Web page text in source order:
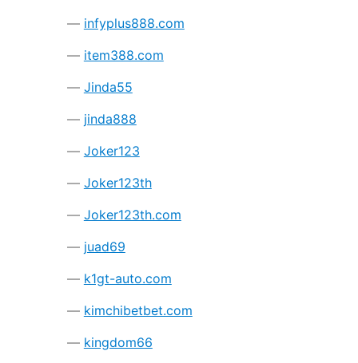
infyplus888.com
item388.com
Jinda55
jinda888
Joker123
Joker123th
Joker123th.com
juad69
k1gt-auto.com
kimchibetbet.com
kingdom66